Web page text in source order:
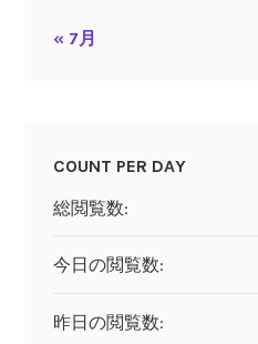
« 7月
COUNT PER DAY
総閲覧数:
今日の閲覧数:
昨日の閲覧数: